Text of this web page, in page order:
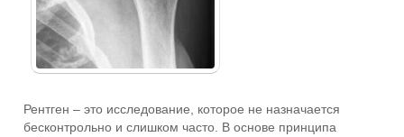
Рентген – это исследование, которое не назначается
бесконтрольно и слишком часто. В основе принципа